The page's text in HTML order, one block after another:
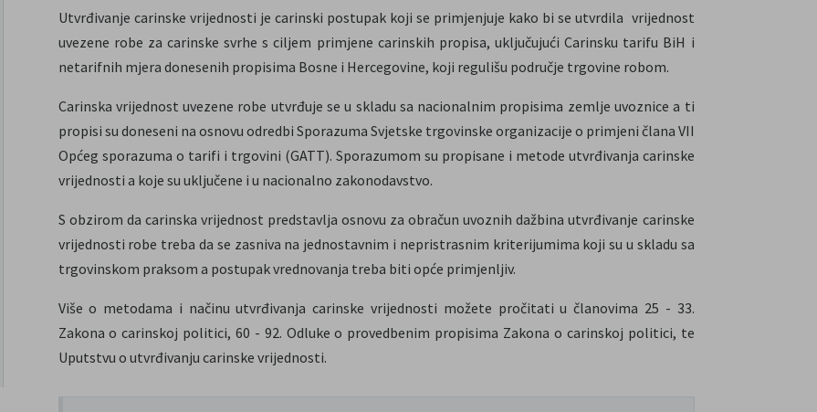
Utvrđivanje carinske vrijednosti je carinski postupak koji se primjenjuje kako bi se utvrdila vrijednost
uvezene robe za carinske svrhe s ciljem primjene carinskih propisa, uključujući Carinsku tarifu BiH i
netarifnih mjera donesenih propisima Bosne i Hercegovine, koji regulišu područje trgovine robom.
Carinska vrijednost uvezene robe utvrđuje se u skladu sa nacionalnim propisima zemlje uvoznice a ti
propisi su doneseni na osnovu odredbi Sporazuma Svjetske trgovinske organizacije o primjeni člana VII
Općeg sporazuma o tarifi i trgovini (GATT). Sporazumom su propisane i metode utvrđivanja carinske
vrijednosti a koje su uključene i u nacionalno zakonodavstvo.
S obzirom da carinska vrijednost predstavlja osnovu za obračun uvoznih dažbina utvrđivanje carinske
vrijednosti robe treba da se zasniva na jednostavnim i nepristrasnim kriterijumima koji su u skladu sa
trgovinskom praksom a postupak vrednovanja treba biti opće primjenljiv.
Više o metodama i načinu utvrđivanja carinske vrijednosti možete pročitati u članovima 25 - 33.
Zakona o carinskoj politici, 60 - 92. Odluke o provedbenim propisima Zakona o carinskoj politici, te
Uputstvu o utvrđivanju carinske vrijednosti.